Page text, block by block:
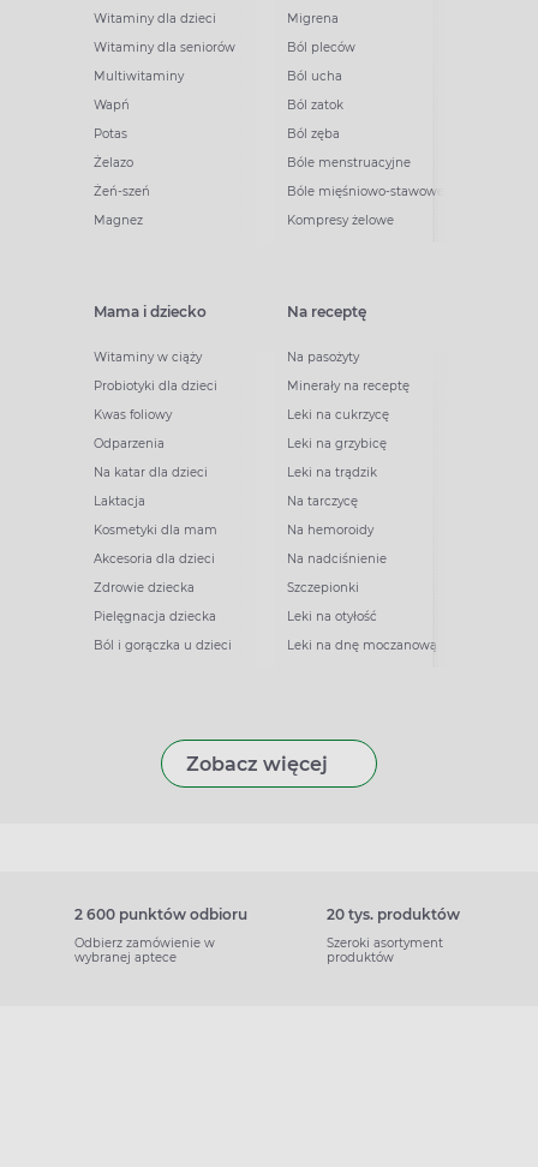
Witaminy dla dzieci
Witaminy dla seniorów
Multiwitaminy
Wapń
Potas
Żelazo
Żeń-szeń
Magnez
Migrena
Ból pleców
Ból ucha
Ból zatok
Ból zęba
Bóle menstruacyjne
Bóle mięśniowo-stawowe
Kompresy żelowe
Mama i dziecko
Witaminy w ciąży
Probiotyki dla dzieci
Kwas foliowy
Odparzenia
Na katar dla dzieci
Laktacja
Kosmetyki dla mam
Akcesoria dla dzieci
Zdrowie dziecka
Pielęgnacja dziecka
Ból i gorączka u dzieci
Na receptę
Na pasożyty
Minerały na receptę
Leki na cukrzycę
Leki na grzybicę
Leki na trądzik
Na tarczycę
Na hemoroidy
Na nadciśnienie
Szczepionki
Leki na otyłość
Leki na dnę moczanową
Zobacz więcej
2 600 punktów odbioru
Odbierz zamówienie w
wybranej aptece
20 tys. produktów
Szeroki asortyment
produktów